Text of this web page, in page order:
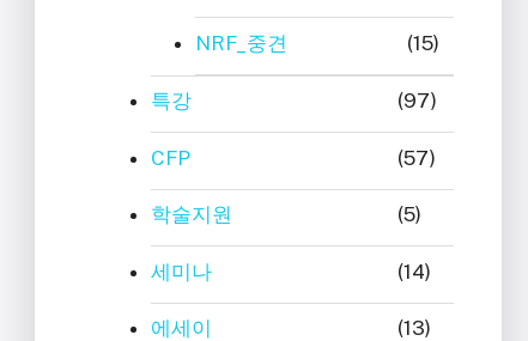
NRF_중견 (15)
특강 (97)
CFP (57)
학술지원 (5)
세미나 (14)
에세이 (13)